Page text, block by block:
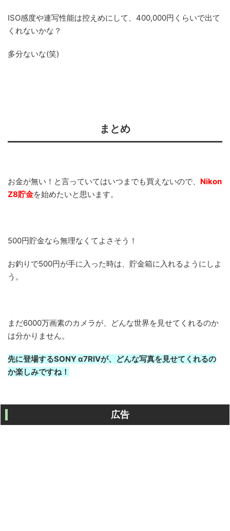
ISO感度や連写性能は控えめにして、400,000円くらいで出て
くれないかな？
多分ないな(笑)
まとめ
お金が無い！と言っていてはいつまでも買えないので、 Nikon
Z8貯金を始めたいと思います。
500円貯金なら無理なくてよさそう！
お釣りで500円が手に入った時は、貯金箱に入れるようにしよ
う。
まだ6000万画素のカメラが、どんな世界を見せてくれるのか
は分かりません。
先に登場するSONY ‪α‬7RIVが、どんな写真を見せてくれるの
か楽しみですね！
広告